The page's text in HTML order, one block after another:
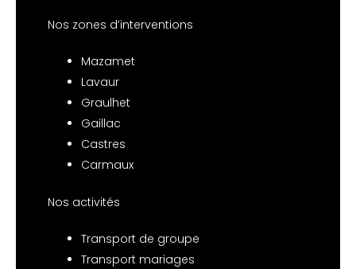
Nos zones d’interventions
Mazamet
Lavaur
Graulhet
Gaillac
Castres
Carmaux
Nos activités
Transport de groupe
Transport mariages